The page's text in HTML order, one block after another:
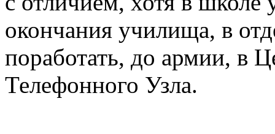
окончания училища, в
поработать, до армии, в
Телефонного Узла.